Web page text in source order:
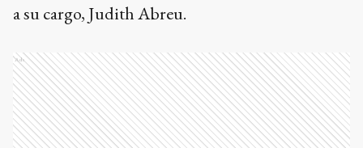
a su cargo, Judith Abreu.
Ads